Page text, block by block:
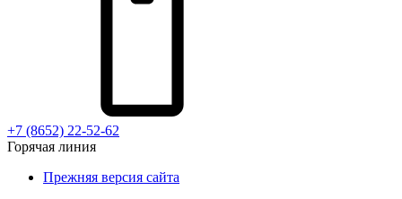
+7 (8652) 22-52-62
Горячая линия
Прежняя версия сайта